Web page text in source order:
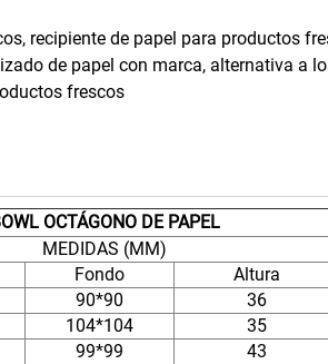
recipiente de papel para productos
de papel con marca, alternativa a
frescos
OCTÁGONO DE PAPEL
MEDIDAS (MM)
Fondo
Altura
90*90 36
104*104 35
99*99 43